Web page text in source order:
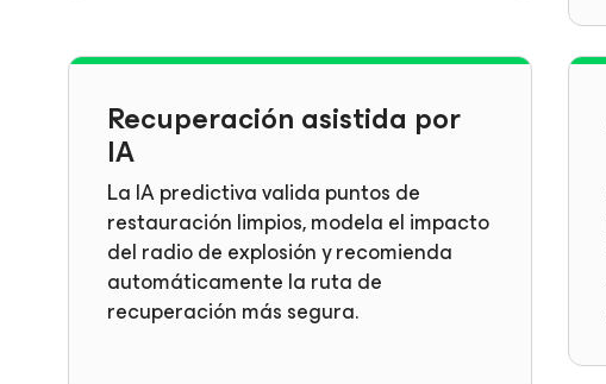
Recuperación asistida por
IA
La IA predictiva valida puntos de
restauración limpios, modela el impacto
del radio de explosión y recomienda
automáticamente la ruta de
recuperación más segura.